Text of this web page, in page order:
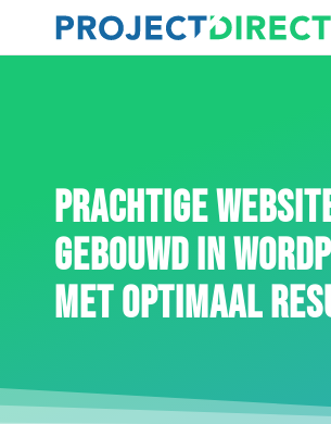
PRACHTIGE
GEBOUWD IN
MET OPTIMAAL